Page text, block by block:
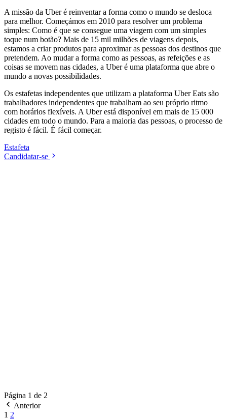
A missão da Uber é reinventar a forma como o mundo se desloca
para melhor. Começámos em 2010 para resolver um problema
simples: Como é que se consegue uma viagem com um simples
toque num botão? Mais de 15 mil milhões de viagens depois,
estamos a criar produtos para aproximar as pessoas dos destinos que
pretendem. Ao mudar a forma como as pessoas, as refeições e as
coisas se movem nas cidades, a Uber é uma plataforma que abre o
mundo a novas possibilidades.
Os estafetas independentes que utilizam a plataforma Uber Eats são
trabalhadores independentes que trabalham ao seu próprio ritmo
com horários flexíveis. A Uber está disponível em mais de 15 000
cidades em todo o mundo. Para a maioria das pessoas, o processo de
registo é fácil. É fácil começar.
Estafeta
Candidatar-se
Página 1 de 2
Anterior
1 2